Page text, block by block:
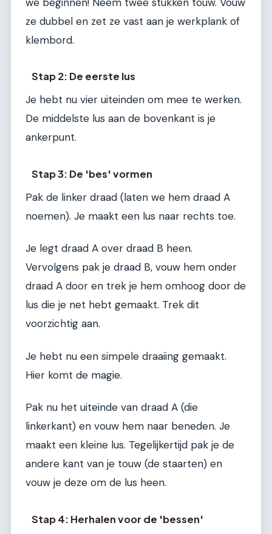
ze dubbel en zet ze vast aan je werkplank of
klembord.
Stap 2: De eerste lus
Je hebt nu vier uiteinden om mee te werken.
De middelste lus aan de bovenkant is je
ankerpunt.
Stap 3: De 'bes' vormen
Pak de linker draad (laten we hem draad A
noemen). Je maakt een lus naar rechts toe.
Je legt draad A over draad B heen.
Vervolgens pak je draad B, vouw hem onder
draad A door en trek je hem omhoog door de
lus die je net hebt gemaakt. Trek dit
voorzichtig aan.
Je hebt nu een simpele draaiing gemaakt.
Hier komt de magie.
Pak nu het uiteinde van draad A (die
linkerkant) en vouw hem naar beneden. Je
maakt een kleine lus. Tegelijkertijd pak je de
andere kant van je touw (de staarten) en
vouw je deze om de lus heen.
Stap 4: Herhalen voor de 'bessen'